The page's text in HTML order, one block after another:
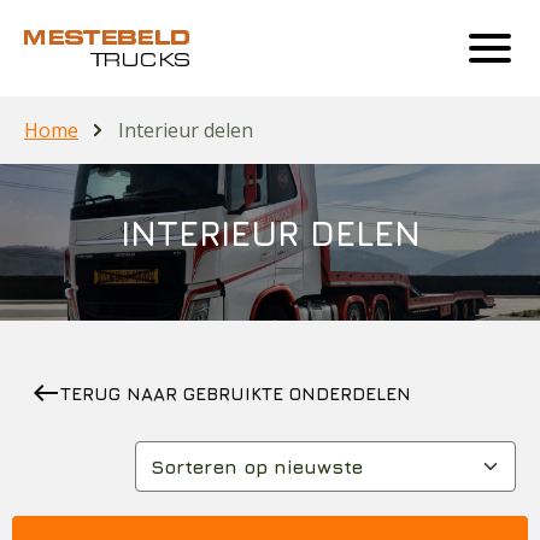
Home Interieur delen
INTERIEUR DELEN
westTERUG NAAR GEBRUIKTE ONDERDELEN